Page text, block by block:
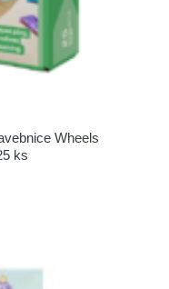
Wheels
ks